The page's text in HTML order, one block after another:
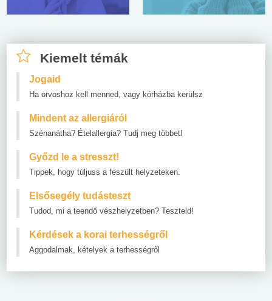
Kiemelt témák
Jogaid
Ha orvoshoz kell menned, vagy kórházba kerülsz
Mindent az allergiáról
Szénanátha? Ételallergia? Tudj meg többet!
Győzd le a stresszt!
Tippek, hogy túljuss a feszült helyzeteken.
Elsősegély tudásteszt
Tudod, mi a teendő vészhelyzetben? Teszteld!
Kérdések a korai terhességről
Aggodalmak, kételyek a terhességről